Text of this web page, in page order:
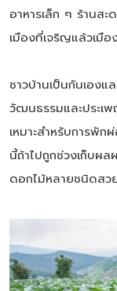
อาหารเล็ก ๆ ร้านสะ
เมืองที่เจริญแล้วเมื
ชาวบ้านเป็นกันเอง
วัฒนธรรมและประเ
เหมาะสำหรับการพั
นี้ถ้าไปถูกช่วงเก็บผ
ดอกไม้หลายชนิดสว